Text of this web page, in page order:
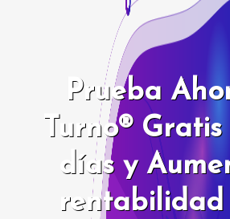
Prueba
Turno®
días y